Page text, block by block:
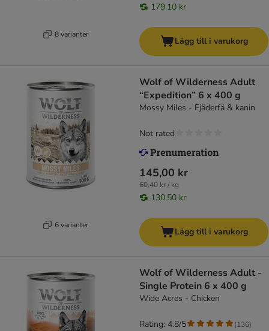
8 varianter
179,10 kr
Lägg till i varukorg
6 varianter
Wolf of Wilderness Adult
“Expedition” 6 x 400 g
Mossy Miles - Fjäderfä & kanin
145,00 kr
60,40 kr / kg
130,50 kr
Not rated
Lägg till i varukorg
Wolf of Wilderness Adult -
Single Protein 6 x 400 g
Wide Acres - Chicken
Rating: 4.8/5 (136)